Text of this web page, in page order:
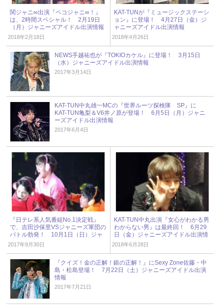
関ジャニ∞出演『ペコジャニ∞！』
は、2時間スペシャル！ 2月19日
（月）ジャニーズアイドル出演情報
2018年2月18日
KAT-TUNが『ミュージックステーシ
ョン』に登場！ 4月27日（金）ジ
ャニーズアイドル出演情報
2018年4月26日
NEWS手越祐也が『TOKIOカケル』に登場！ 3月15日
（水）ジャニーズアイドル出演情報
2017年3月14日
KAT-TUN中丸雄一MCの『世界ルーツ探検隊 SP』に
KAT-TUN亀梨＆V6井ノ原が登場！ 6月5日（月）ジャニ
ーズアイドル出演情報
2017年6月4日
『日テレ系人気番組No.1決定戦』
で、吉田沙保里VSジャニーズ軍団の
バトル勃発！ 10月1日（日）ジャ
ニーズアイドル出演情報
2017年9月30日
KAT-TUN中丸出演『女心がわかる男
わからない男』は最終回！ 6月29
日（金）ジャニーズアイドル出演情
報
2018年6月28日
『クイズ！金の正解！銀の正解！』にSexy Zone佐藤・中
島・松島登場！ 7月22日（土）ジャニーズアイドル出演
情報
2017年7月21日